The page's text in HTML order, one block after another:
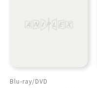
Blu-ray DVD